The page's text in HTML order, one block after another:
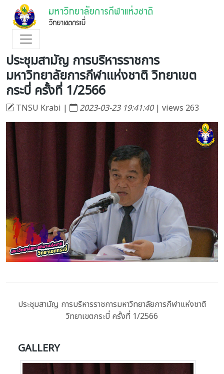
ประชุมสามัญ การบริหารราชการ
มหาวิทยาลัยการกีฬาแห่งชาติ วิทยาเขต
กระบี่ ครั้งที่ 1/2566
TNSU Krabi | 2023-03-23 19:41:40 | views 263
ประชุมสามัญ การบริหารราชการมหาวิทยาลัยการกีฬาแห่งชาติ
วิทยาเขตกระบี่ ครั้งที่ 1/2566
GALLERY